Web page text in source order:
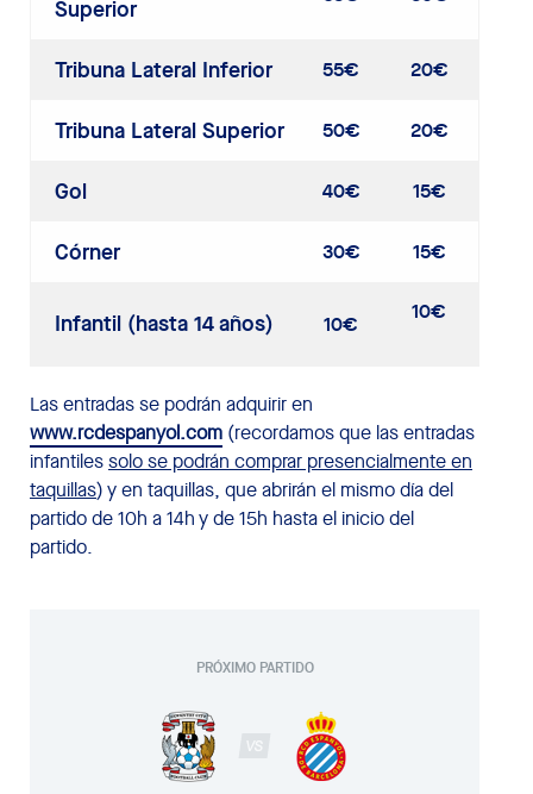
Superior
Tribuna Lateral Inferior 55€ 20€
Tribuna Lateral Superior 50€ 20€
Gol 40€ 15€
Córner 30€ 15€
Infantil (hasta 14 años) 10€ 10€
Las entradas se podrán adquirir en
www.rcdespanyol.com (recordamos que las entradas
infantilessolo se podrán comprar presencialmente en
taquillas) y en taquillas, que abrirán el mismo día del
partido de 10h a 14h y de 15h hasta el inicio del
partido.
PRÓXIMO PARTIDO
VS